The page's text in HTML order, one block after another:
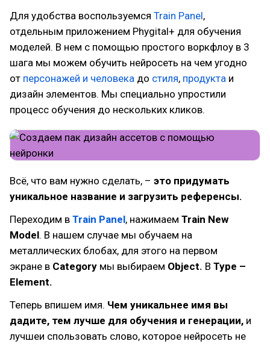
Для удобства воспользуемся Train Panel,
отдельным приложением Phygital+ для обучения
моделей. В нем с помощью простого воркфлоу в 3
шага мы можем обучить нейросеть на чем угодно
от персонажей и человека до стиля, продукта и
дизайн элементов. Мы специально упростили
процесс обучения до нескольких кликов.
Всё, что вам нужно сделать, – это придумать
уникальное название и загрузить референсы.
Переходим в Train Panel, нажимаем Train New
Model. В нашем случае мы обучаем на
металлических блобах, для этого на первом
экране в Category мы выбираем Object. В Type –
Element.
Теперь впишем имя. Чем уникальнее имя вы
дадите, тем лучше для обучения и генерации, и
лучшеи спользовать слово, которое нейросеть не